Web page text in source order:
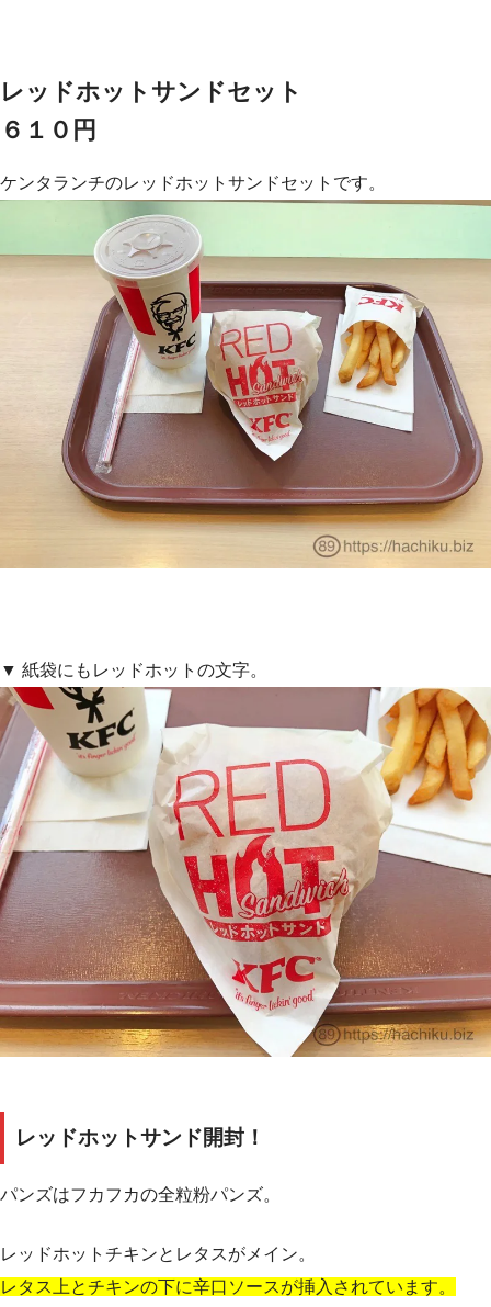
レッドホットサンドセット
６１０円
ケンタランチのレッドホットサンドセットです。
▼ 紙袋にもレッドホットの文字。
レッドホットサンド開封！
パンズはフカフカの全粒粉パンズ。
レッドホットチキンとレタスがメイン。
レタス上とチキンの下に辛口ソースが挿入されています。